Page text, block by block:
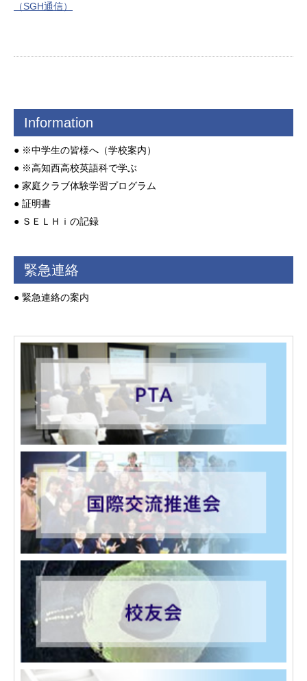
（SGH通信）
Information
● ※中学生の皆様へ（学校案内）
● ※高知西高校英語科で学ぶ
● 家庭クラブ体験学習プログラム
● 証明書
● ＳＥＬＨｉの記録
緊急連絡
● 緊急連絡の案内